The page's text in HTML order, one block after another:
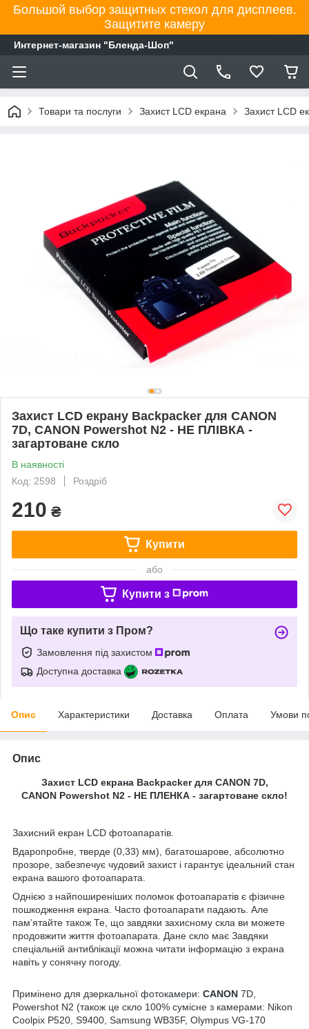
Большой выбор защитных стекол для дисплеев.
Защитите камеру
Интернет-магазин "Бленда-Шоп"
Товари та послуги Захист LCD екрана Захист LCD
Захист LCD екрану Backpacker для CANON
7D, CANON Powershot N2 - НЕ ПЛІВКА -
загартоване скло
В наявності
Код: 2598
Роздріб
210 ₴
Купити
або
Купити з
Що таке купити з Пром?
Замовлення під захистом
Доступна доставка
Опис Характеристики Доставка Оплата Умови
Опис
Захист LCD екранаBackpacker для CANON 7D,
CANON Powershot N2 - НЕ ПЛЕНКА - загартоване скло!
Захисний екран LCD фотоапаратів.
Вдаропробне, тверде (0,33) мм), багатошарове, абсолютно
прозоре, забезпечує чудовий захист і гарантує ідеальний стан
екрана вашого фотоапарата.
Однією з найпоширеніших поломок фотоапаратів є фізичне
пошкодження екрана. Часто фотоапарати падають. Але
пам’ятайте також Те, що завдяки захисному скла ви можете
продовжити життя фотоапарата. Дане скло має Завдяки
спеціальній антиблікації можна читати інформацію з екрана
навіть у сонячну погоду.
Примінено для дзеркальної фотокамери: CANON 7D,
Powershot N2 (також це скло 100% сумісне з камерами: Nikon
Coolpix P520, S9400, Samsung WB35F, Olympus VG-170